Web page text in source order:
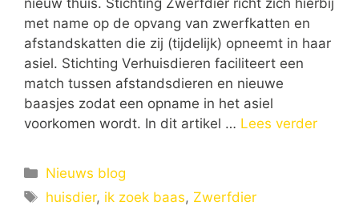
met name op de opvang van zwerfkatten en
afstandskatten die zij (tijdelijk) opneemt in haar
asiel. Stichting Verhuisdieren faciliteert een
match tussen afstandsdieren en nieuwe
baasjes zodat een opname in het asiel
voorkomen wordt. In dit artikel … Lees verder
Categorieën
Nieuws blog
Tags
huisdier, ik zoek baas, Zwerfdier